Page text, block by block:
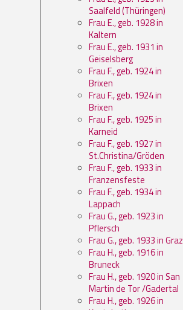
Saalfeld (Thüringen)
Frau E., geb. 1928 in
Kaltern
Frau E., geb. 1931 in
Geiselsberg
Frau F., geb. 1924 in
Brixen
Frau F., geb. 1924 in
Brixen
Frau F., geb. 1925 in
Karneid
Frau F., geb. 1927 in
St.Christina/Gröden
Frau F., geb. 1933 in
Franzensfeste
Frau F., geb. 1934 in
Lappach
Frau G., geb. 1923 in
Pflersch
Frau G., geb. 1933 in Graz
Frau H., geb. 1916 in
Bruneck
Frau H., geb. 1920 in San
Martin de Tor /Gadertal
Frau H., geb. 1926 in